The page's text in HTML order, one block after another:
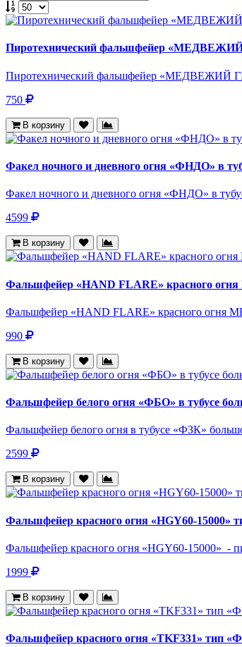
Пиротехнический фальшфейер
Пиротехнический фальшфейер «МЕДВЕЖИЙ
750
В корзину
Факел ночного и дневного огня «ФНДО» в
Факел ночного и дневного огня «ФНДО» в
4599
В корзину
Фальшфейер «HAND FLARE» красного огня
Фальшфейер «HAND FLARE» красного огня
990
В корзину
Фальшфейер белого огня «ФБО» в тубусе
Фальшфейер белого огня в тубусе «ФЗК»
2599
В корзину
Фальшфейер красного огня «HGY60-15000»
Фальшфейер красного огня «HGY60-15000» -
1999
В корзину
Фальшфейер красного огня «TKF331» тип